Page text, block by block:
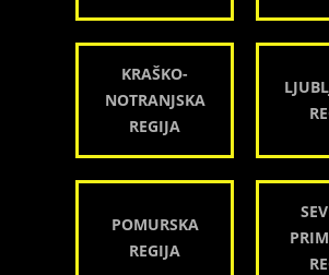
KRAŠKO-
NOTRANJSKA
REGIJA
POMURSKA
REGIJA